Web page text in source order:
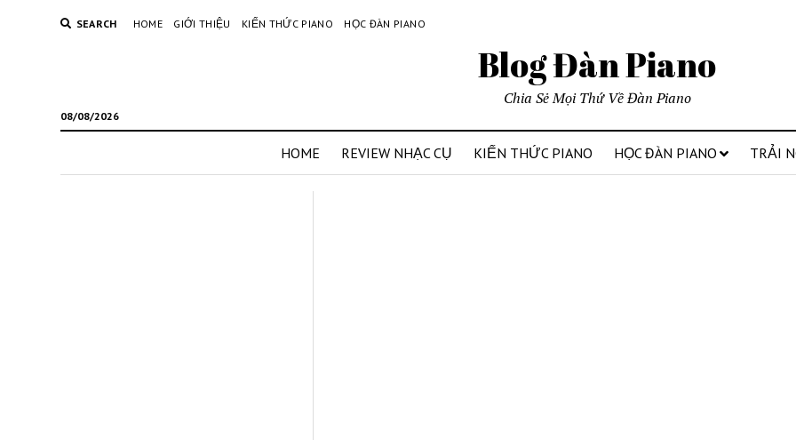
SEARCH HOME GIỚI THIỆU KIẾN THỨC PIANO HỌC ĐÀN PIANO
Blog Đàn Piano
08/08/2026
Chia Sẻ Mọi Thứ Về Đàn Piano
HOME REVIEW NHẠC CỤ KIẾN THỨC PIANO HỌC ĐÀN PIANO TRẢI